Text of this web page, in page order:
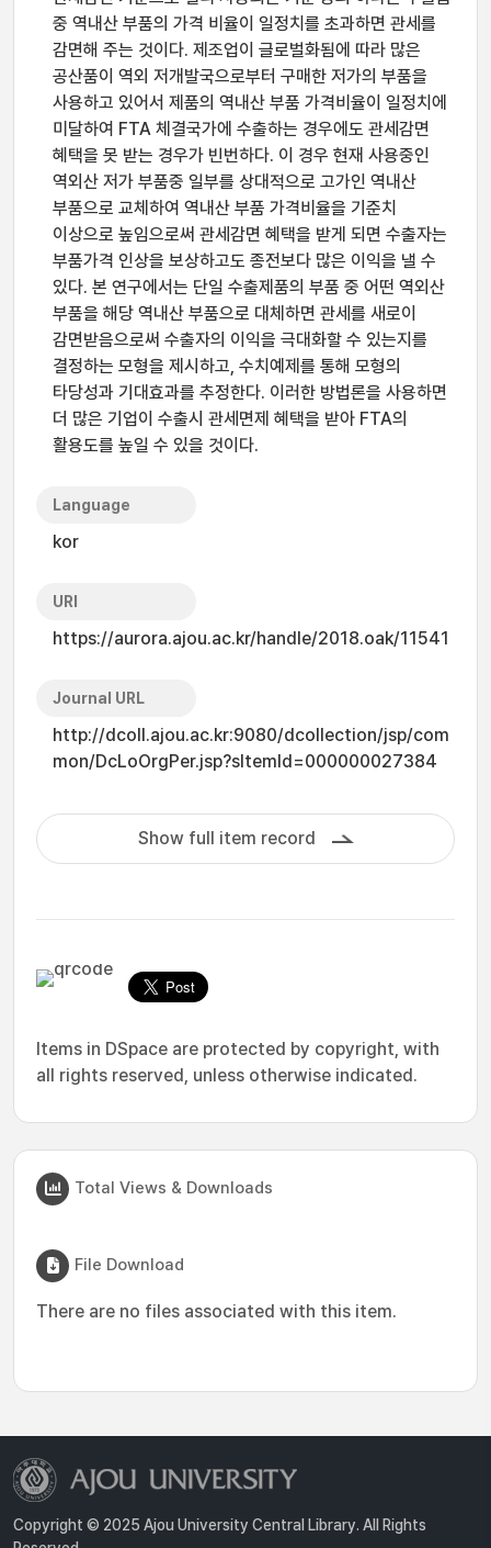
중 역내산 부품의 가격 비율이 일정치를 초과하면 관세를
감면해 주는 것이다. 제조업이 글로벌화됨에 따라 많은
공산품이 역외 저개발국으로부터 구매한 저가의 부품을
사용하고 있어서 제품의 역내산 부품 가격비율이 일정치에
미달하여 FTA 체결국가에 수출하는 경우에도 관세감면
혜택을 못 받는 경우가 빈번하다. 이 경우 현재 사용중인
역외산 저가 부품중 일부를 상대적으로 고가인 역내산
부품으로 교체하여 역내산 부품 가격비율을 기준치
이상으로 높임으로써 관세감면 혜택을 받게 되면 수출자는
부품가격 인상을 보상하고도 종전보다 많은 이익을 낼 수
있다. 본 연구에서는 단일 수출제품의 부품 중 어떤 역외산
부품을 해당 역내산 부품으로 대체하면 관세를 새로이
감면받음으로써 수출자의 이익을 극대화할 수 있는지를
결정하는 모형을 제시하고, 수치예제를 통해 모형의
타당성과 기대효과를 추정한다. 이러한 방법론을 사용하면
더 많은 기업이 수출시 관세면제 혜택을 받아 FTA의
활용도를 높일 수 있을 것이다.
Language
kor
URI
https://aurora.ajou.ac.kr/handle/2018.oak/11541
Journal URL
http://dcoll.ajou.ac.kr:9080/dcollection/jsp/com
mon/DcLoOrgPer.jsp?sItemId=000000027384
Show full item record
Items in DSpace are protected by copyright, with
all rights reserved, unless otherwise indicated.
Total Views & Downloads
File Download
There are no files associated with this item.
Copyright © 2025 Ajou University Central Library. All Rights